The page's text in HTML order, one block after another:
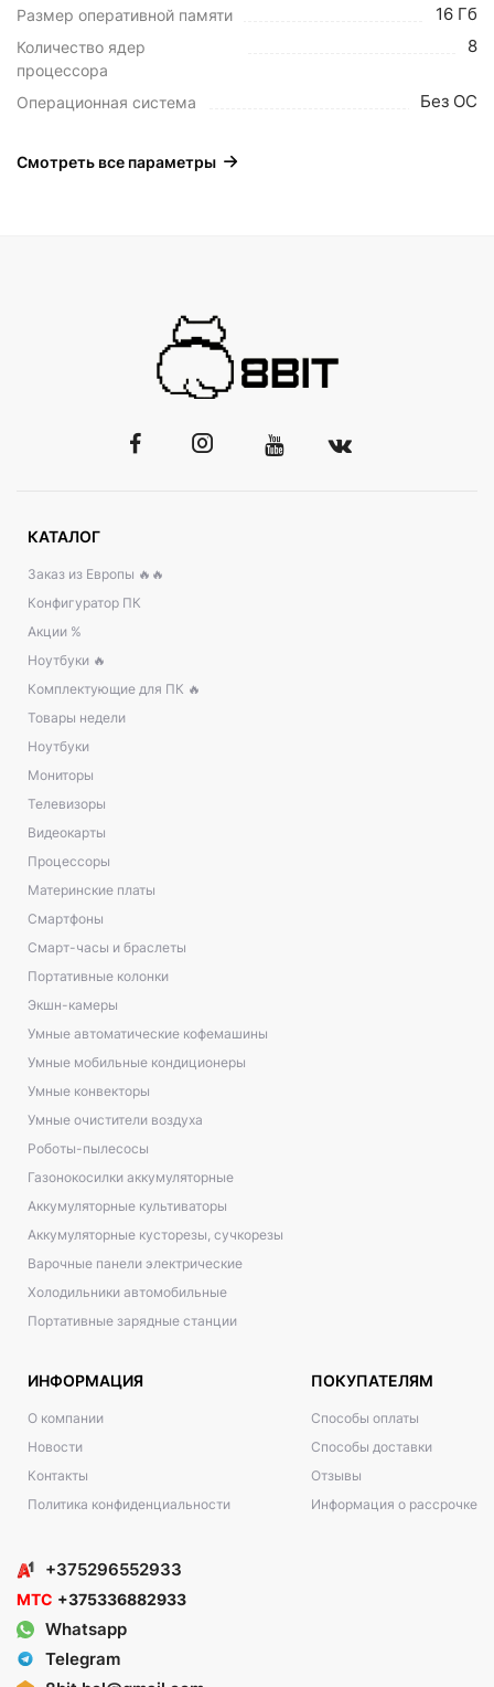
Размер оперативной памяти 16 Гб
Количество ядер
процессора
8
Операционная система Без ОС
Смотреть все параметры
КАТАЛОГ
Заказ из Европы 🔥🔥
Конфигуратор ПК
Акции %
Ноутбуки 🔥
Комплектующие для ПК 🔥
Товары недели
Ноутбуки
Мониторы
Телевизоры
Видеокарты
Процессоры
Материнские платы
Смартфоны
Смарт-часы и браслеты
Портативные колонки
Экшн-камеры
Умные автоматические кофемашины
Умные мобильные кондиционеры
Умные конвекторы
Умные очистители воздуха
Роботы-пылесосы
Газонокосилки аккумуляторные
Аккумуляторные культиваторы
Аккумуляторные кусторезы, сучкорезы
Варочные панели электрические
Холодильники автомобильные
Портативные зарядные станции
ИНФОРМАЦИЯ
О компании
Новости
Контакты
Политика конфиденциальности
ПОКУПАТЕЛЯМ
Способы оплаты
Способы доставки
Отзывы
Информация о рассрочке
+375296552933
МТС +375336882933
Whatsapp
Telegram